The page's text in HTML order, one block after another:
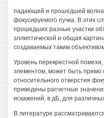
падающей и прошедшей
фокусируемого пучка. В этих
прошедших разные участки
эллиптической и общая
создаваемых таким
Уровень перекрестной
элементом, может быть прямо
относительного отверстия
приведены расчетные
искажений, в дБ, для
В литературе